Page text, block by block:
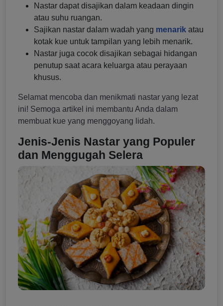
Nastar dapat disajikan dalam keadaan dingin
atau suhu ruangan.
Sajikan nastar dalam wadah yang menarik atau
kotak kue untuk tampilan yang lebih menarik.
Nastar juga cocok disajikan sebagai hidangan
penutup saat acara keluarga atau perayaan
khusus.
Selamat mencoba dan menikmati nastar yang lezat
ini! Semoga artikel ini membantu Anda dalam
membuat kue yang menggoyang lidah.
Jenis-Jenis Nastar yang Populer
dan Menggugah Selera